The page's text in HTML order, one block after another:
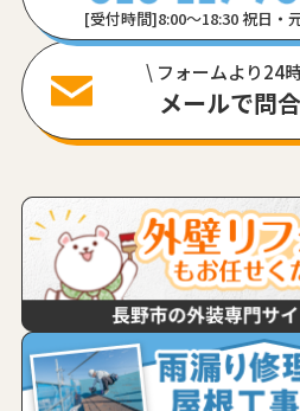
[受付時間]8:00〜18:30 祝日・
\ フォームより24
メールで問